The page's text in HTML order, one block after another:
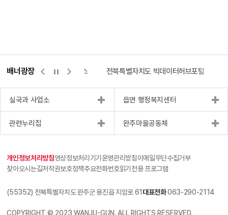
배너광장
량바로처리센터 위택스 전북특별자치도 빅데이터허브포털
실국과 사업소 읍면 행정복지센터
관련누리집 완주마을공동체
개인정보처리방침영상정보처리기기운영관리방침이메일무단수집거부
찾아오시는길저작권보호정책주요전화번호읽기전용 프로그램
(55352) 전북특별자치도 완주군 용진읍 지암로 61 대표전화063-290-2114
COPYRIGHT © 2023 WANJU-GUN. ALL RIGHTS RESERVED.